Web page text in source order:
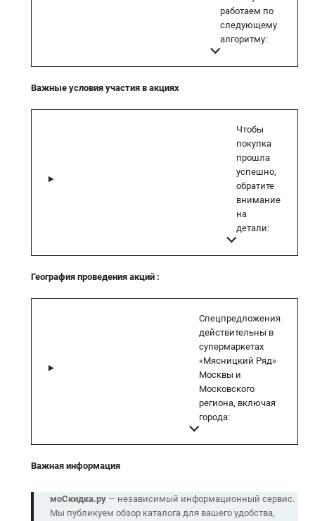
работаем по
следующему
алгоритму:
Важные условия участия в акциях
Чтобы
покупка
прошла
успешно,
обратите
внимание
на
детали:
География проведения акций :
Спецпредложения
действительны в
супермаркетах
«Мясницкий Ряд»
Москвы и
Московского
региона, включая
города:
Важная информация
моСкидка.ру— независимый информационный сервис.
Мы публикуем обзор каталога для вашего удобства,